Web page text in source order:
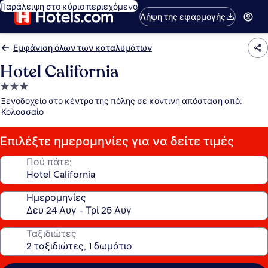
Παράλειψη στο κύριο περιεχόμενο
Λήψη της εφαρμογής
Εμφάνιση όλων των καταλυμάτων
Hotel California
Κατάλυμα
με
3.0
αστέρια
Ξενοδοχείο στο κέντρο της πόλης σε κοντινή απόσταση από:
Κολοσσαίο
Επιλέξτε ημερομηνίες για να δείτε τιμές
Πού πάτε;
Ημερομηνίες
Ταξιδιώτες